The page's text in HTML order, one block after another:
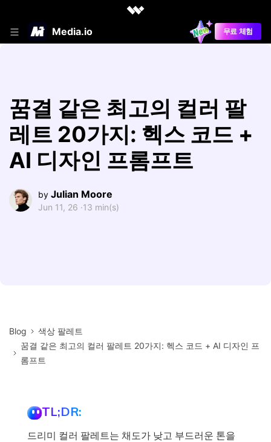
Media.io 무료 체험
꿈결 같은 최고의 컬러 팔
레트 20가지: 헥스 코드 +
AI 디자인 프롬프트
by Julian Moore
Jun 11, 26 ·13 min(s)
Blog
색상 팔레트
꿈결 같은 최고의 컬러 팔레트 20가지: 헥스 코드 + AI 디자인 프
롬프트
TL;DR:
드리미 컬러 팔레트는 채도가 낮고 부드러운 톤을